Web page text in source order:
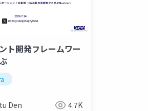
claude code
ト開発フレームワー
Den 4.7K